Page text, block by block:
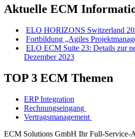
Aktuelle ECM
ELO HORIZONS Switzerland
Fortbildung „Agiles
ELO ECM Suite 23: Details zur
Dezember 2023
TOP 3 ECM Themen
ERP Integration
Rechnungseingang
Vertragsmanagement
ECM Solutions GmbH Ihr Full-Service-